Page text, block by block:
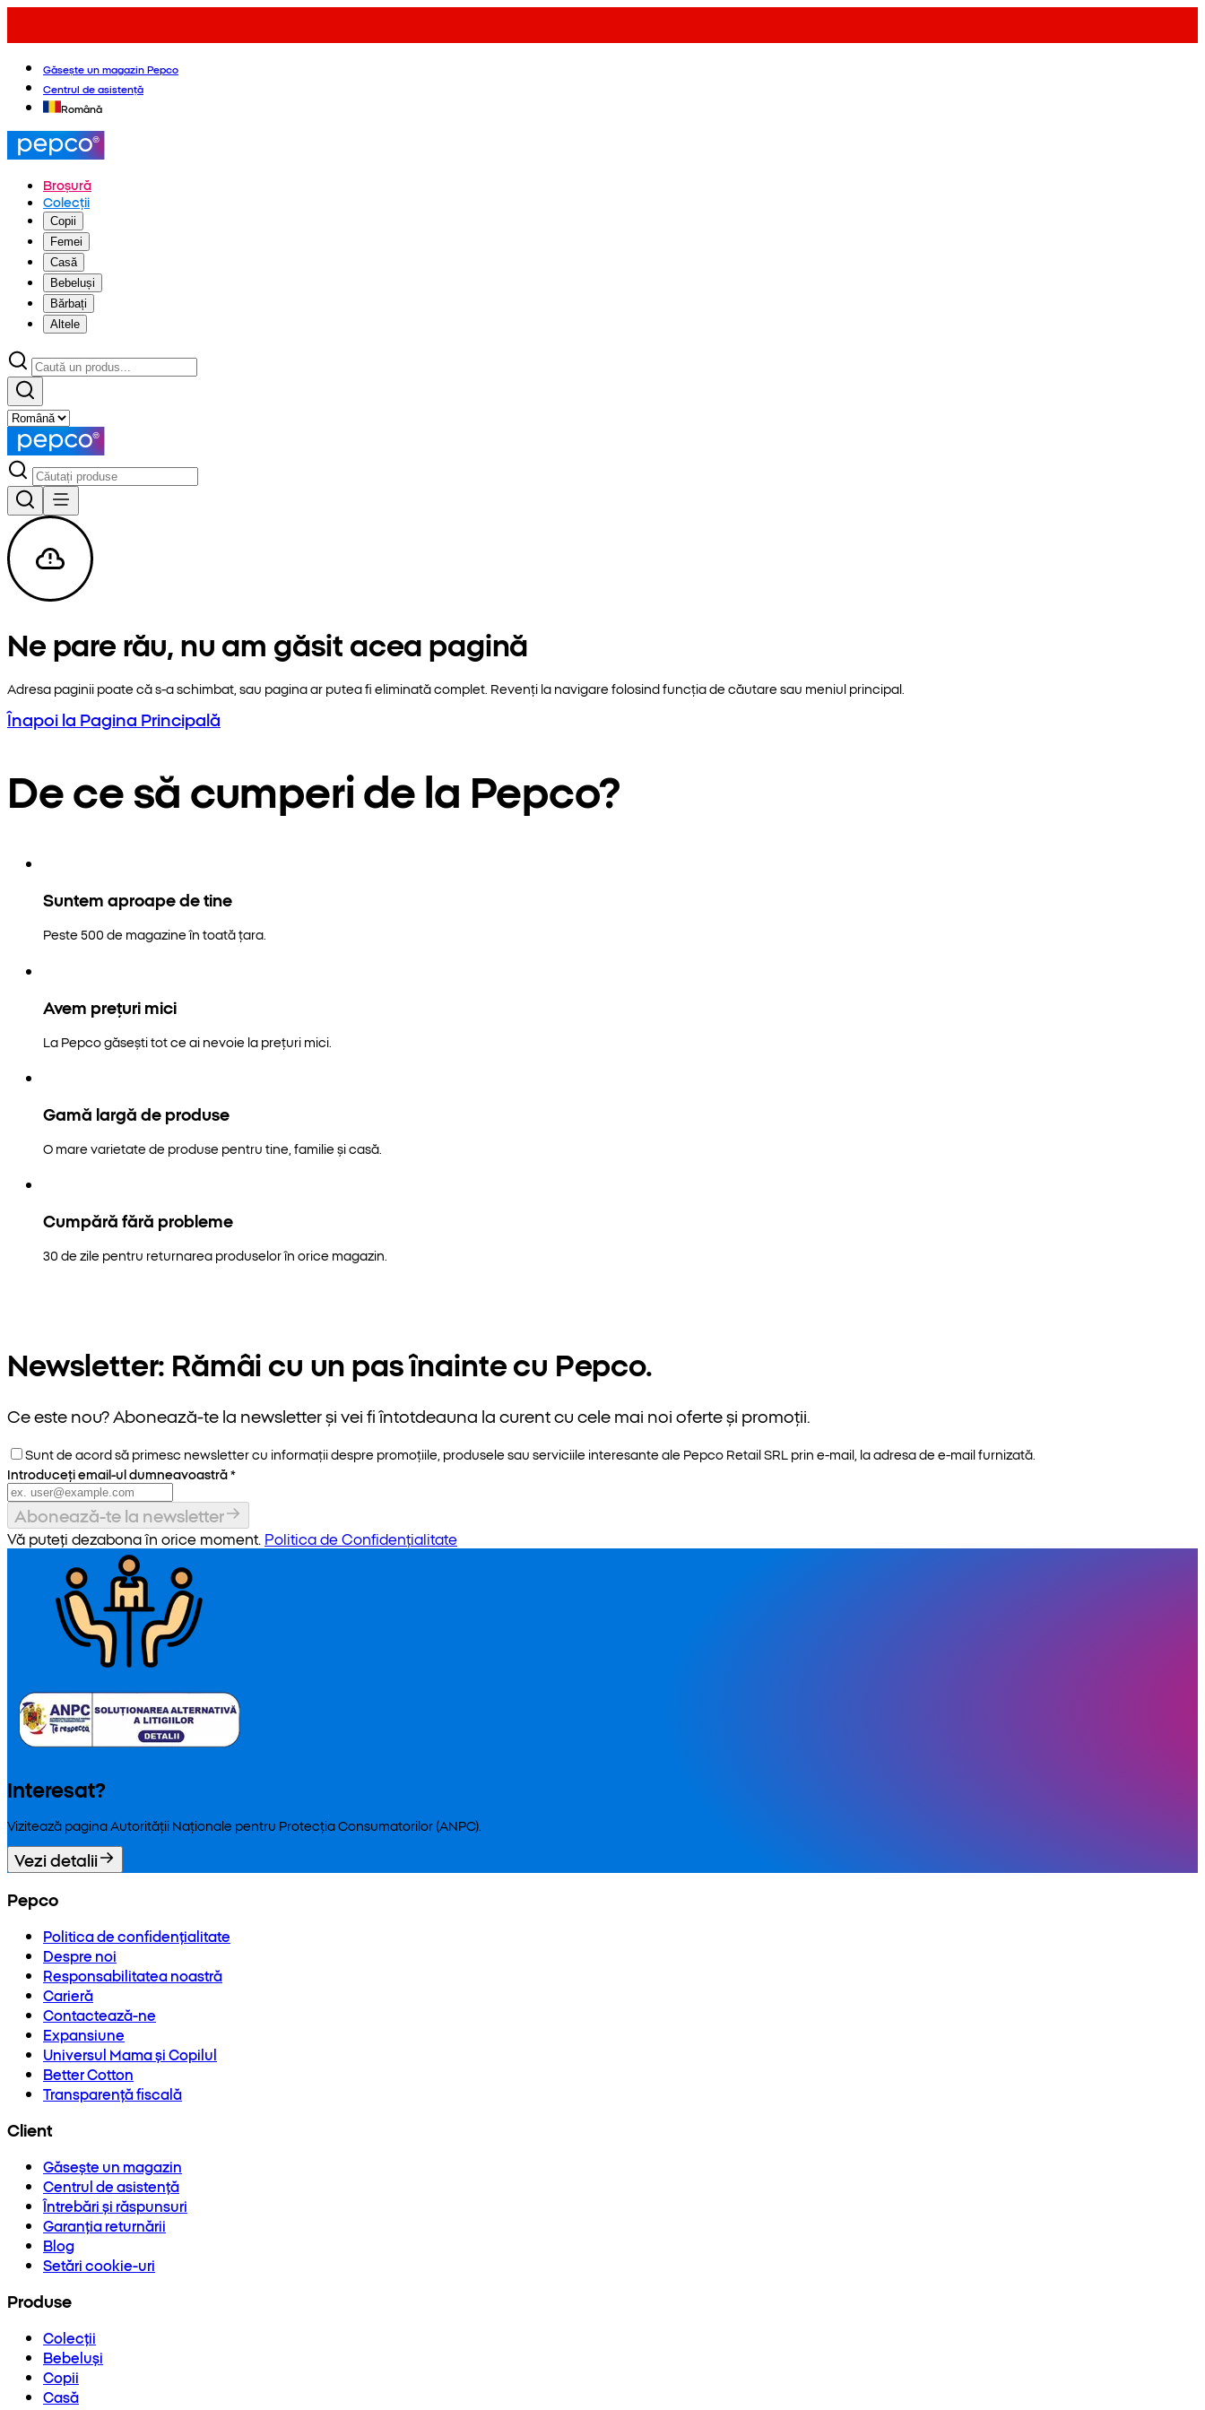
Găsește un magazin Pepco
Centrul de asistență
Română
Broșură
Colecții
Copii
Femei
Casă
Bebeluși
Bărbați
Altele
Ne pare rău, nu am găsit acea pagină
Adresa paginii poate că s-a schimbat, sau pagina ar putea fi eliminată complet. Revenți la navigare folosind funcția de căutare sau meniul principal.
Înapoi la Pagina Principală
De ce să cumperi de la Pepco?
Suntem aproape de tine
Peste 500 de magazine în toată țara.
Avem prețuri mici
La Pepco găsești tot ce ai nevoie la prețuri mici.
Gamă largă de produse
O mare varietate de produse pentru tine, familie și casă.
Cumpără fără probleme
30 de zile pentru returnarea produselor în orice magazin.
Newsletter: Rămâi cu un pas înainte cu Pepco.
Ce este nou? Abonează-te la newsletter și vei fi întotdeauna la curent cu cele mai noi oferte și promoții.
Sunt de acord să primesc newsletter cu informații despre promoțiile, produsele sau serviciile interesante ale Pepco Retail SRL prin e-mail, la adresa de e-mail furnizată.
Introduceți email-ul dumneavoastră*
Abonează-te la newsletter
Vă puteți dezabona în orice moment. Politica de Confidențialitate
Interesat?
Vizitează pagina Autorității Naționale pentru Protecția Consumatorilor (ANPC).
Vezi detalii
Pepco
Politica de confidențialitate
Despre noi
Responsabilitatea noastră
Carieră
Contactează-ne
Expansiune
Universul Mama și Copilul
Better Cotton
Transparență fiscală
Client
Găsește un magazin
Centrul de asistență
Întrebări și răspunsuri
Garanția returnării
Blog
Setări cookie-uri
Produse
Colecții
Bebeluși
Copii
Casă